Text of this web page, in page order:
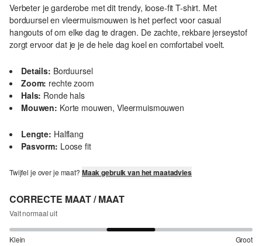
Verbeter je garderobe met dit trendy, loose-fit T-shirt. Met
borduursel en vleermuismouwen is het perfect voor casual
hangouts of om elke dag te dragen. De zachte, rekbare jerseystof
zorgt ervoor dat je je de hele dag koel en comfortabel voelt.
Details: Borduursel
Zoom: rechte zoom
Hals: Ronde hals
Mouwen: Korte mouwen, Vleermuismouwen
Lengte: Halflang
Pasvorm: Loose fit
Twijfel je over je maat? Maak gebruik van het maatadvies
CORRECTE MAAT / MAAT
Valt normaal uit
Klein Groot